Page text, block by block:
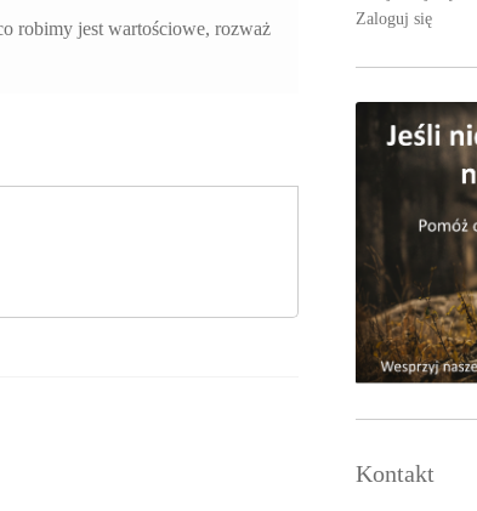
robimy jest wartościowe, rozważ
Zaloguj się
Kontakt